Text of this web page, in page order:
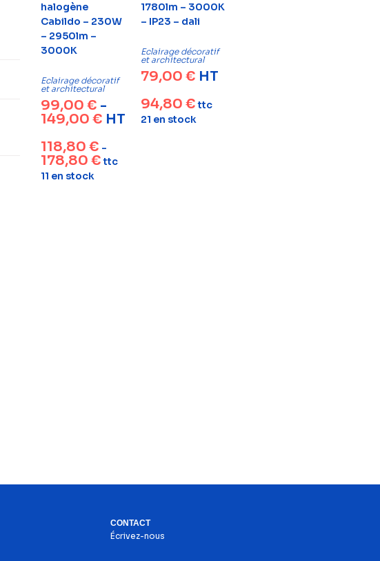
halogène
Cabildo – 230W
– 2950lm –
3000K
Eclairage décoratif
et architectural
99,00 € -
149,00 € HT
118,80 € -
178,80 €ttc
11 en stock
1780lm – 3000K
– IP23 – dali
Eclairage décoratif
et architectural
79,00 € HT
94,80 €ttc
21 en stock
CONTACT
Écrivez-nous